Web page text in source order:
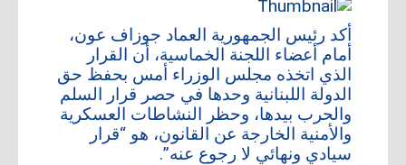
لقاء
مجتمع
أكد رئيس الجمهورية العماد جوزاف عون،
أمام أعضاء اللجنة الخماسية، أن القرار
الذي اتخذه مجلس الوزراء أمس بحفظ حق
الدولة اللبنانية وحدها في حصر قرار السلم
والحرب بيدها، وحظر النشاطات العسكرية
والأمنية الخارجة عن القانون، هو “قرار
سيادي ونهائي لا رجوع عنه”.